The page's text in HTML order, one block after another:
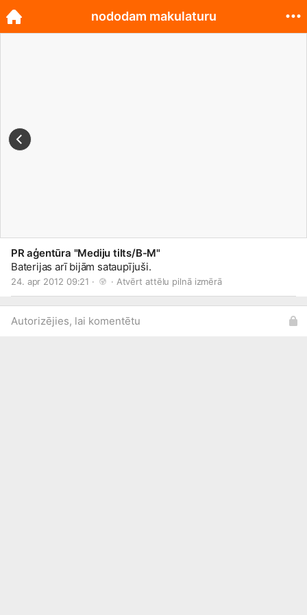
PR aģentūra "Mediju tilts/B-M"
Baterijas arī bijām sataupījuši.
24. apr 2012 09:21 · · Atvērt attēlu pilnā izmērā
Autorizējies, lai komentētu
nododam makulaturu